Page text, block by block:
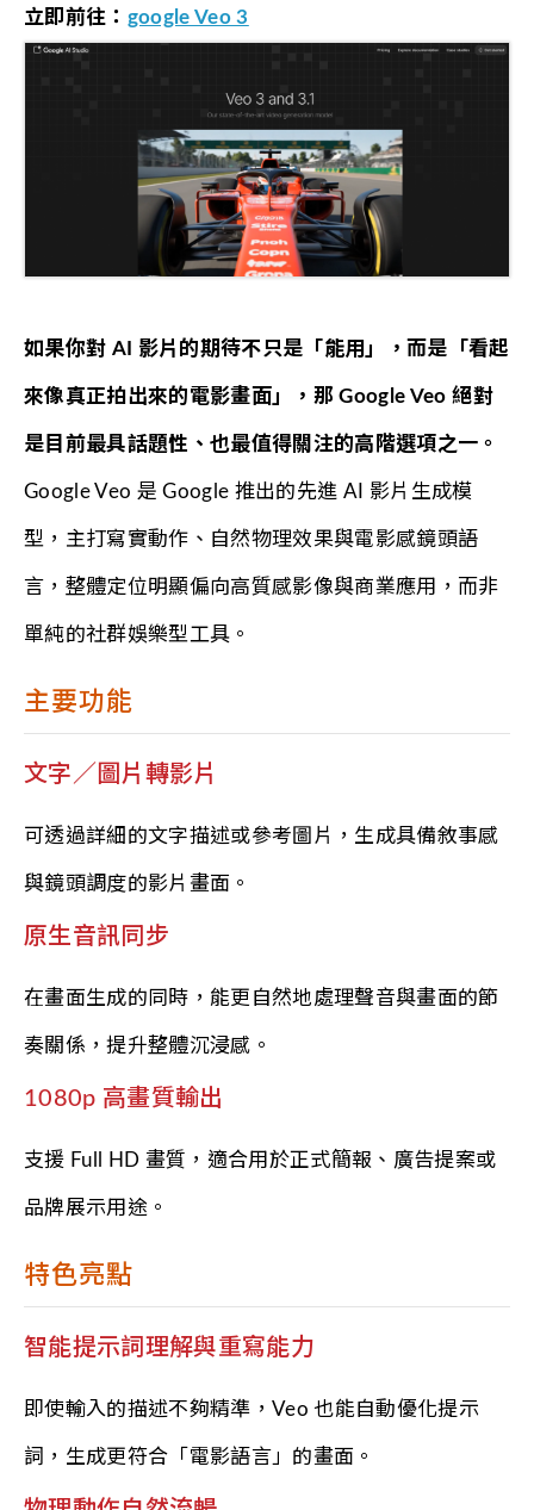
立即前往： google Veo 3
如果你對 AI 影片的期待不只是「能用」，而是「看起
來像真正拍出來的電影畫面」，那 Google Veo 絕對
是目前最具話題性、也最值得關注的高階選項之一。
Google Veo 是 Google 推出的先進 AI 影片生成模
型，主打寫實動作、自然物理效果與電影感鏡頭語
言，整體定位明顯偏向高質感影像與商業應用，而非
單純的社群娛樂型工具。
主要功能
文字／圖片轉影片
可透過詳細的文字描述或參考圖片，生成具備敘事感
與鏡頭調度的影片畫面。
原生音訊同步
在畫面生成的同時，能更自然地處理聲音與畫面的節
奏關係，提升整體沉浸感。
1080p 高畫質輸出
支援 Full HD 畫質，適合用於正式簡報、廣告提案或
品牌展示用途。
特色亮點
智能提示詞理解與重寫能力
即使輸入的描述不夠精準，Veo 也能自動優化提示
詞，生成更符合「電影語言」的畫面。